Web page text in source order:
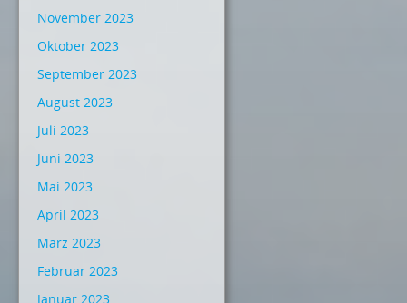
November 2023
Oktober 2023
September 2023
August 2023
Juli 2023
Juni 2023
Mai 2023
April 2023
März 2023
Februar 2023
Januar 2023